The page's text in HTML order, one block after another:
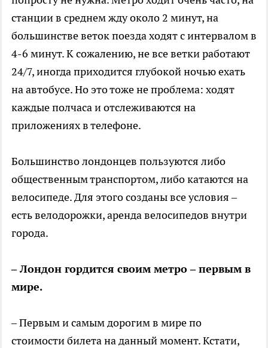
станции в среднем жду около 2 минут, на
большинстве веток поезда ходят с интервалом в
4-6 минут. К сожалению, не все ветки работают
24/7, иногда приходится глубокой ночью ехать
на автобусе. Но это тоже не проблема: ходят
каждые полчаса и отслеживаются на
приложениях в телефоне.
Большинство лондонцев пользуются либо
общественным транспортом, либо катаются на
велосипеде. Для этого созданы все условия –
есть велодорожки, аренда велосипедов внутри
города.
– Лондон гордится своим метро – первым в
мире.
– Первым и самым дорогим в мире по
стоимости билета на данный момент. Кстати,